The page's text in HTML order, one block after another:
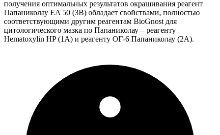
получения оптимальных результатов окрашивания реагент
Папаниколау EA 50 (3B) обладает свойствами, полностью
соответствующими другим реагентам BioGnost для
цитологического мазка по Папаниколау – реагенту
Hematoxylin HP (1А) и реагенту ОГ-6 Папаниколау (2А).